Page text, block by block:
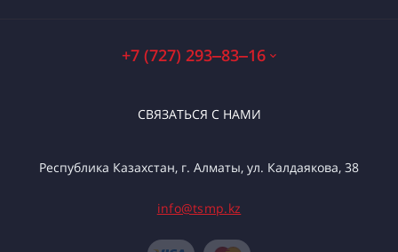
+7 (727) 293‒83‒16
СВЯЗАТЬСЯ С НАМИ
Республика Казахстан, г. Алматы, ул. Калдаякова, 38
info@tsmp.kz